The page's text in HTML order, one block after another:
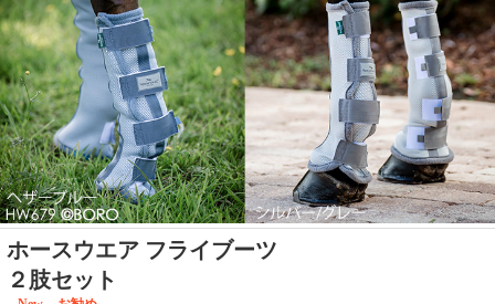
ホースウエア フライブーツ
２肢セット